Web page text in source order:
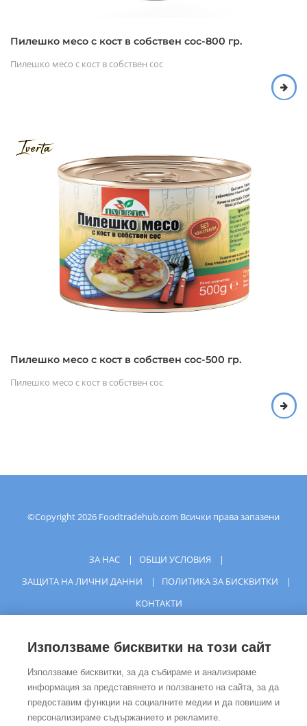
Пилешко месо с кост в собствен сос-800 гр.
Пилешко месо с кост в собствен сос
Пилешко месо с кост в собствен сос-500 гр.
Пилешко месо с кост в собствен сос
©Copyright2026 Foodtradehub.com Всички права запазени
ЗА НАС| ОБЩИ УСЛОВИЯ |
ЗАЩИТА НА ЛИЧНИ ДАННИ | ПОЛИТИКА ЗА БИСКВИТКИ |
КОНТАКТИ
Използваме бисквитки на този сайт
Използваме бисквитки, за да събираме и анализираме
информация за представянето и ползването на сайта, за да
предоставим функции на социалните медии и да повишим и
персонализираме съдържанието и рекламите.